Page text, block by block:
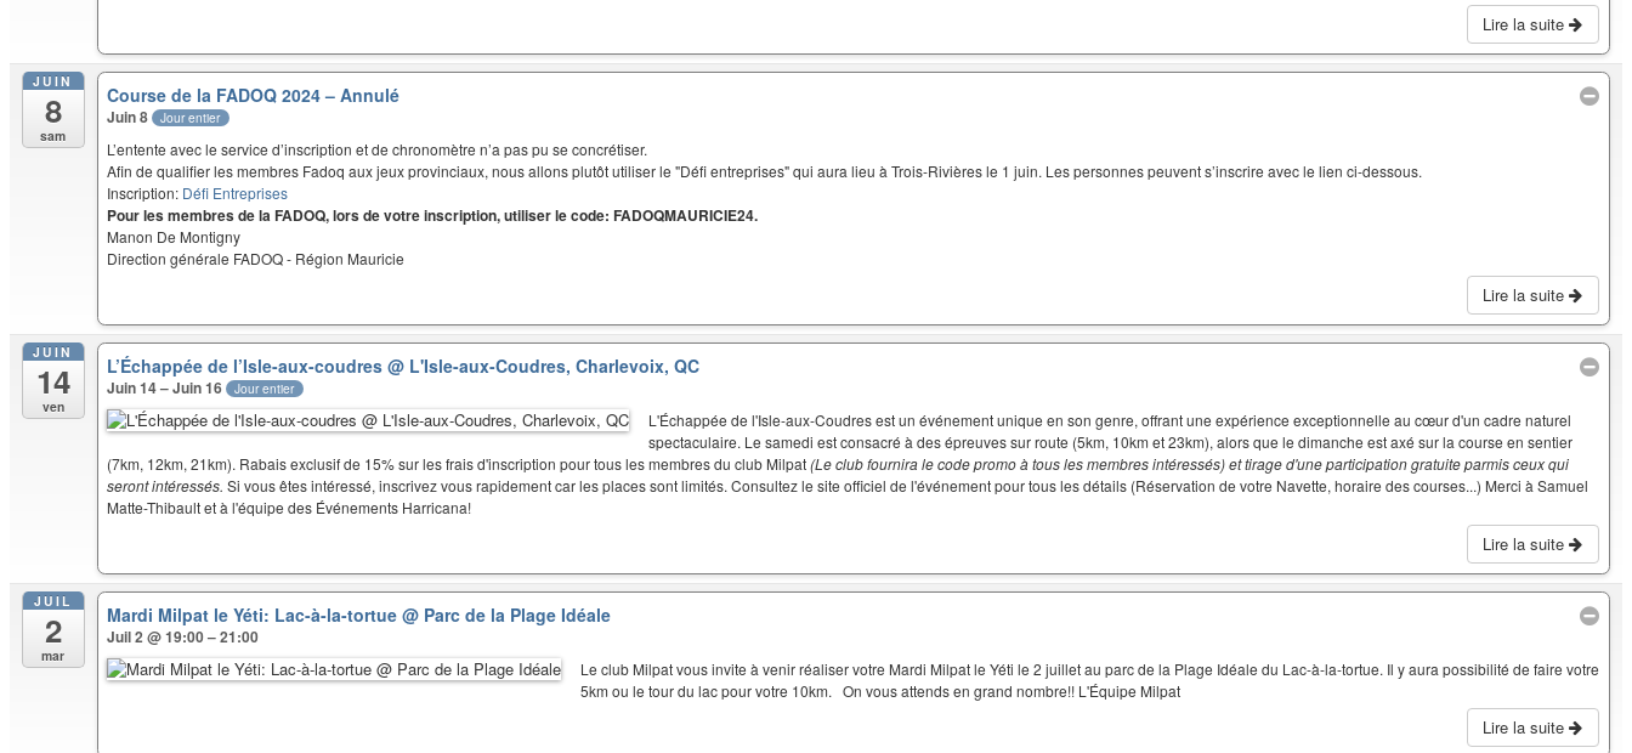
Lire la suite
JUIN
8
sam
Course de la FADOQ 2024 – Annulé
Juin 8 Jour entier
L’entente avec le service d’inscription et de chronomètre n’a pas pu se concrétiser.
Afin de qualifier les membres Fadoq aux jeux provinciaux, nous allons plutôt utiliser le "Défi entreprises" qui aura lieu à Trois-Rivières le 1 juin. Les personnes peuvent s’inscrire avec le lien ci-dessous.
Inscription: Défi Entreprises
Pour les membres de la FADOQ, lors de votre inscription, utiliser le code: FADOQMAURICIE24.
Manon De Montigny
Direction générale FADOQ - Région Mauricie
Lire la suite
JUIN
14
ven
L’Échappée de l’Isle-aux-coudres@ L'Isle-aux-Coudres, Charlevoix, QC
Juin 14 – Juin 16 Jour entier
L'Échappée de l'Isle-aux-Coudres est un événement unique en son genre, offrant une expérience exceptionnelle au cœur d'un cadre naturel
spectaculaire. Le samedi est consacré à des épreuves sur route (5km, 10km et 23km), alors que le dimanche est axé sur la course en sentier
(7km, 12km, 21km). Rabais exclusif de 15% sur les frais d'inscription pour tous les membres du club Milpat(Le club fournira le code promo à tous les membres intéressés) et tirage d'une participation gratuite parmis ceux qui
seront intéressés. Si vous êtes intéressé, inscrivez vous rapidement car les places sont limités. Consultez le site officiel de l'événement pour tous les détails (Réservation de votre Navette, horaire des courses...) Merci à Samuel
Matte-Thibault et à l'équipe des Événements Harricana!
Lire la suite
JUIL
2
mar
Mardi Milpat le Yéti: Lac-à-la-tortue@ Parc de la Plage Idéale
Juil 2 @ 19:00 – 21:00
Le club Milpat vous invite à venir réaliser votre Mardi Milpat le Yéti le 2 juillet au parc de la Plage Idéale du Lac-à-la-tortue. Il y aura possibilité de faire votre
5km ou le tour du lac pour votre 10km. On vous attends en grand nombre!! L'Équipe Milpat
Lire la suite